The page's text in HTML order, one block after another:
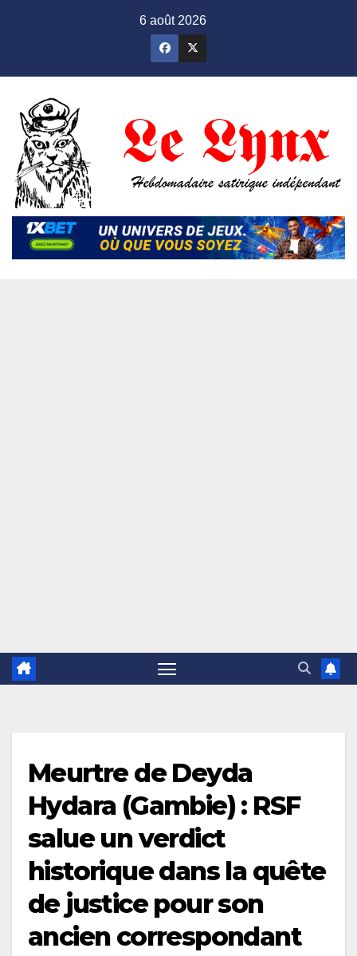
6 août 2026
Meurtre de Deyda
Hydara (Gambie) : RSF
salue un verdict
historique dans la quête
de justice pour son
ancien correspondant